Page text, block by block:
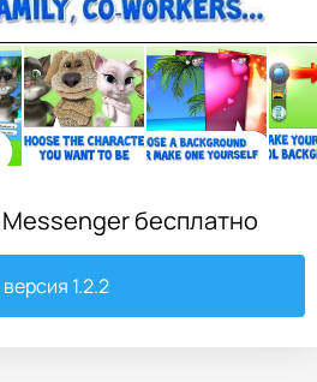
Messenger бесплатно
1.2.2